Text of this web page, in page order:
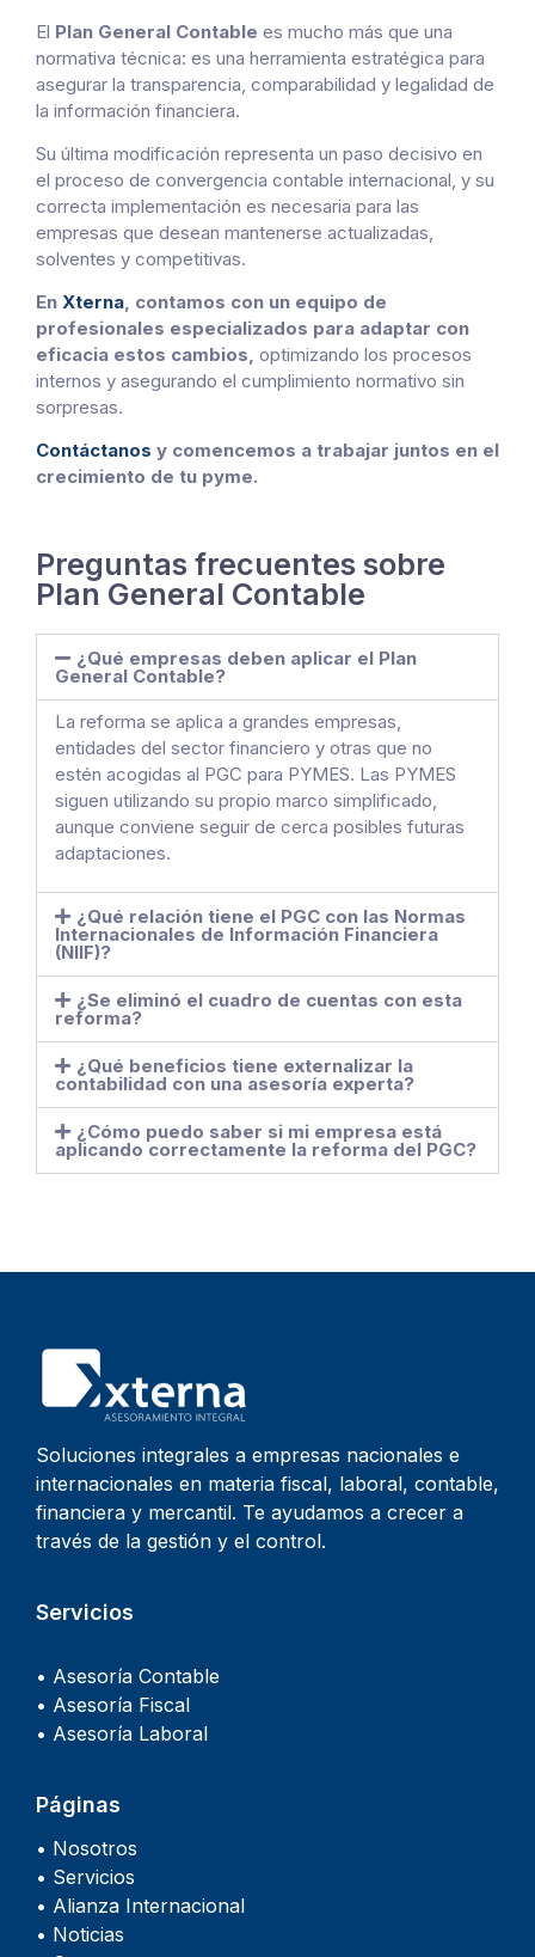
El Plan General Contable es mucho más que una
normativa técnica: es una herramienta estratégica para
asegurar la transparencia, comparabilidad y legalidad de
la información financiera.
Su última modificación representa un paso decisivo en
el proceso de convergencia contable internacional, y su
correcta implementación es necesaria para las
empresas que desean mantenerse actualizadas,
solventes y competitivas.
En Xterna, contamos con un equipo de
profesionales especializados para adaptar con
eficacia estos cambios, optimizando los procesos
internos y asegurando el cumplimiento normativo sin
sorpresas.
Contáctanos y comencemos a trabajar juntos en el
crecimiento de tu pyme.
Preguntas frecuentes sobre
Plan General Contable
¿Qué empresas deben aplicar el Plan
General Contable?
La reforma se aplica a grandes empresas,
entidades del sector financiero y otras que no
estén acogidas al PGC para PYMES. Las PYMES
siguen utilizando su propio marco simplificado,
aunque conviene seguir de cerca posibles futuras
adaptaciones.
¿Qué relación tiene el PGC con las Normas
Internacionales de Información Financiera
(NIIF)?
¿Se eliminó el cuadro de cuentas con esta
reforma?
¿Qué beneficios tiene externalizar la
contabilidad con una asesoría experta?
¿Cómo puedo saber si mi empresa está
aplicando correctamente la reforma del PGC?
Soluciones integrales a empresas nacionales e
internacionales en materia fiscal, laboral, contable,
financiera y mercantil. Te ayudamos a crecer a
través de la gestión y el control.
Servicios
• Asesoría Contable
• Asesoría Fiscal
• Asesoría Laboral
Páginas
• Nosotros
• Servicios
• Alianza Internacional
• Noticias